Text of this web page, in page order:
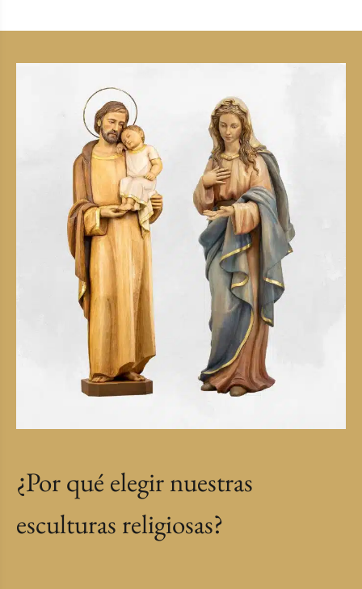
¿Por qué elegir nuestras
esculturas religiosas?